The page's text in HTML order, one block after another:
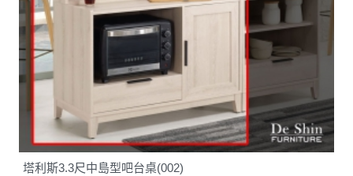
塔利斯3.3尺中島型吧台桌(002)